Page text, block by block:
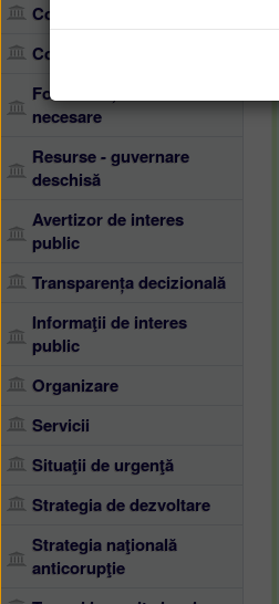
Consiliul local
Contact
Formulare, documente
necesare
Resurse - guvernare
deschisă
Avertizor de interes
public
Transparența decizională
Informaţii de interes
public
Organizare
Servicii
Situaţii de urgenţă
Strategia de dezvoltare
Strategia naţională
anticorupţie